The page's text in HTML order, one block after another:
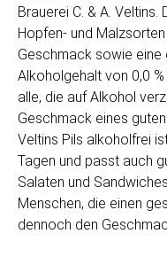
Brauerei C. & A.
Hopfen- und
Geschmack sowie eine
Alkoholgehalt von 0,0
alle, die auf Alkohol
Geschmack eines
Veltins Pils alkoholfrei
Tagen und passt auch
Salaten und
Menschen, die einen
dennoch den